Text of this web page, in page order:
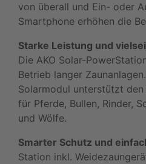
von überall und Ein- oder
Smartphone erhöhen die
Starke Leistung und
Die AKO Solar-
Betrieb langer
Solarmodul unterstützt
für Pferde, Bullen, Rinder,
und Wölfe.
Smarter Schutz und
Station inkl.